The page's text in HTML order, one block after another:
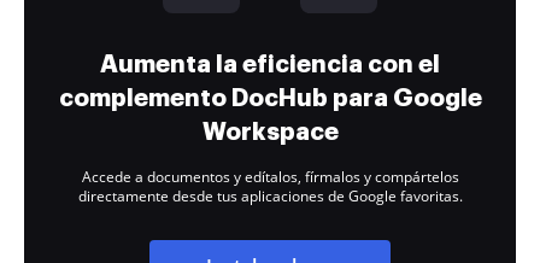
Aumenta la eficiencia con el
complemento DocHub para Google
Workspace
Accede a documentos y edítalos, fírmalos y compártelos
directamente desde tus aplicaciones de Google favoritas.